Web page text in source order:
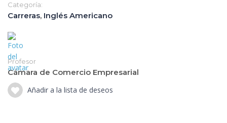
Categoría:
Carreras, Inglés Americano
Profesor
Cámara de Comercio Empresarial
Añadir a la lista de deseos